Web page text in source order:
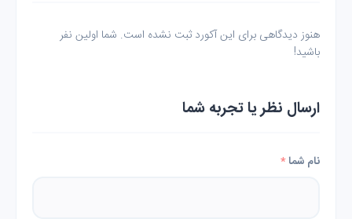
هنوز دیدگاهی برای این آکورد ثبت نشده است. شما اولین نفر
باشید!
ارسال نظر یا تجربه شما
نام شما*